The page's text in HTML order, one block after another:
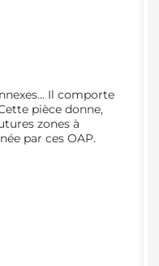
Il comporte
pièce donne,
zones à
par ces OAP.